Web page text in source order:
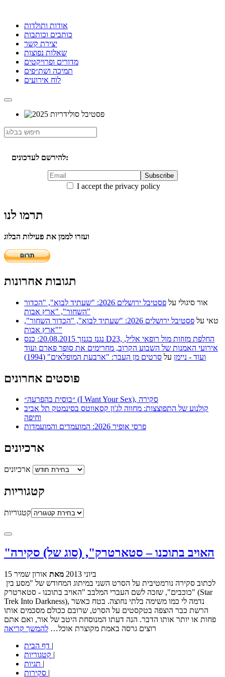
אודות ותולדות
כותבים וכותבות
יצירת קשר
שאלות נפוצות
מדורים ופרויקטים
תמיכה ושת״פים
לוח אירועים
להירשם לעדכונים:
I accept the privacy policy
תרמו לנו
ועזרו לממן את פעילות הבלוג
תגובות אחרונות
אור סיגולי על
פסטיבל ירושלים 2026: "שעתיד לבוא", "הכדור
השחור", "ארץ אבות"
טאי על
פסטיבל ירושלים 2026: "שעתיד לבוא", "הכדור השחור",
"ארץ אבות"
נגנז בגנזך 20.08.2015: כנס D23, החלפת מזוזות מול רופאי אליל,
אירועי האמנות של השבוע הקרוב, מחרימים את סופר פארם ועוד
ועוד - ניימן על סרטים מן העבר: "ארבעת המופלאים" (1994)
פוסטים אחרונים
״בוסית בהפרעה״ (I Want Your Sex), סקירה
קולנוע של התפוצצות: מחווה לג'ון קסאווטס בסינמטק תל אביב
וחיפה
פרסי אופיר 2026: המועמדים והמועמדות
ארכיונים
ארכיונים
קטגוריות
קטגוריות
"האויב בתוכנו – סטארטרק", (סוג של) סקירה
15 ביוני 2013 מאת אורון שמיר
כוכבים", שזכה לשם העברי המלבב "האויב בתוכנו - סטארטרק" (Star
Trek Into Darkness), נדמה לי כמו משימה בלתי נחוצה. בטח כאשר
הרשת כבר הוצפה בטקסטים על הסרט, שרובם ככולם מסכמים אותו
פחות או יותר אותו הדבר. הנה דעתו המנוסחת היטב של אור, ואם אתם
רוצים גרסה באמת מקוצרת אוכל… להמשך קריאה
|
|
|
|